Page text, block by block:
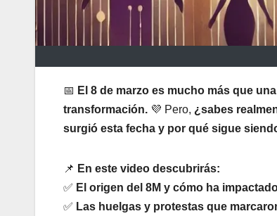
📅 El 8 de marzo es mucho más que
transformación. 💜 Pero, ¿sabes
surgió esta fecha y por qué sigue
📌 En este video descubrirás:
✅ El origen del 8M y cómo ha
✅ Las huelgas y protestas que